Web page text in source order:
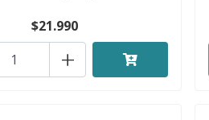
$21.990
+